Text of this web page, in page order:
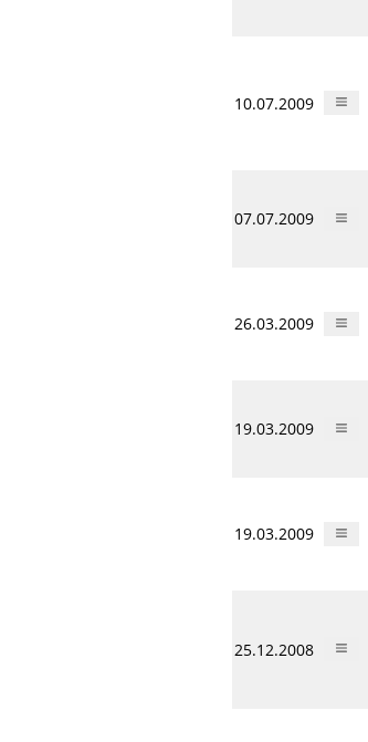
10.07.2009
07.07.2009
26.03.2009
19.03.2009
19.03.2009
25.12.2008